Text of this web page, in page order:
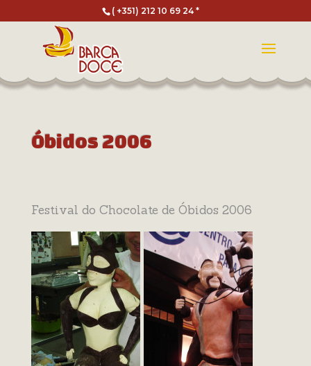
( +351) 212 10 69 24 *
Óbidos 2006
Festival do Chocolate de Óbidos 2006